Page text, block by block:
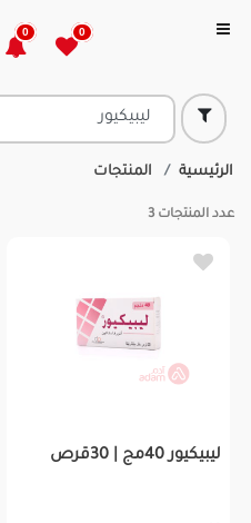
0
0
الرئيسية المنتجات
عدد المنتجات 3
ليبيكيور 40مج | 30قرص